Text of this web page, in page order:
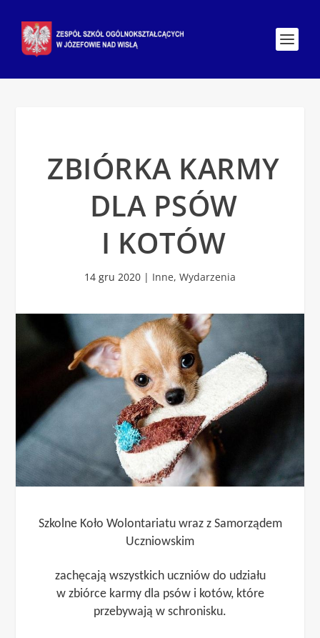
ZBIÓRKA KARMY
DLA PSÓW
I KOTÓW
14 gru 2020 | Inne, Wydarzenia
Szkolne Koło Wolontariatu wraz z Samorządem
Uczniowskim
zachęcają wszystkich uczniów do udziału
w zbiórce karmy dla psów i kotów, które
przebywają w schronisku.